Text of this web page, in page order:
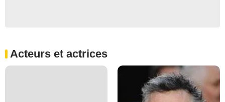
Acteurs et actrices